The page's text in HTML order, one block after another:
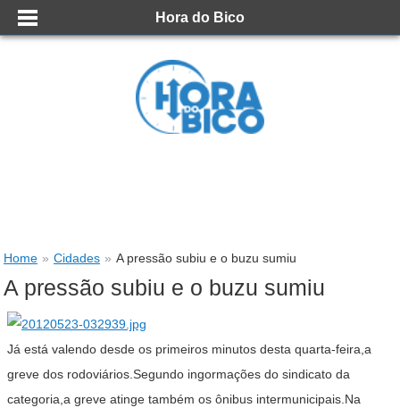
Hora do Bico
Home » Cidades » A pressão subiu e o buzu sumiu
A pressão subiu e o buzu sumiu
Já está valendo desde os primeiros minutos desta quarta-feira,a
greve dos rodoviários.Segundo ingormações do sindicato da
categoria,a greve atinge também os ônibus intermunicipais.Na